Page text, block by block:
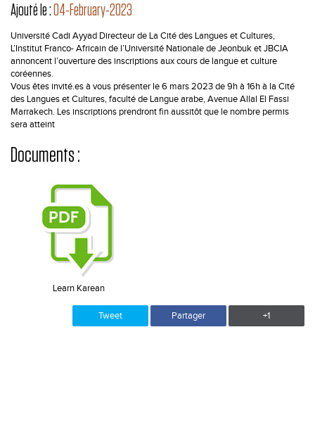
Ajouté le :04-February-2023
Université Cadi Ayyad Directeur de La Cité des Langues et Cultures,
L’Institut Franco- Africain de l’Université Nationale de Jeonbuk et JBCIA
annoncent l’ouverture des inscriptions aux cours de langue et culture
coréennes.
Vous êtes invité.es à vous présenter le 6 mars 2023 de 9h à 16h à la Cité
des Langues et Cultures, faculté de Langue arabe, Avenue Allal El Fassi
Marrakech. Les inscriptions prendront fin aussitôt que le nombre permis
sera atteint
Documents :
Learn Karean
Tweet Partager +1